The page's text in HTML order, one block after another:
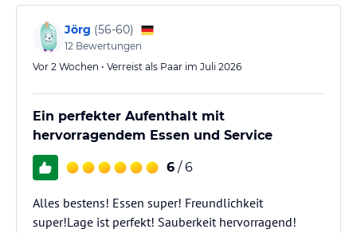
Jörg (56-60)
12 Bewertungen
Vor 2 Wochen • Verreist als Paar im Juli 2026
Ein perfekter Aufenthalt mit
hervorragendem Essen und Service
6 / 6
Alles bestens! Essen super! Freundlichkeit
super!Lage ist perfekt! Sauberkeit hervorragend!